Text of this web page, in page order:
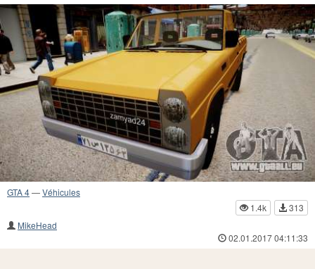
GTA 4—Véhicules
1.4k
313
MikeHead
02.01.2017 04:11:33